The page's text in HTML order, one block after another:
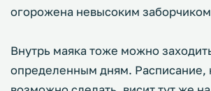
огорожена невысоким
Внутрь маяка тоже можно
определенным дням. Расписание,